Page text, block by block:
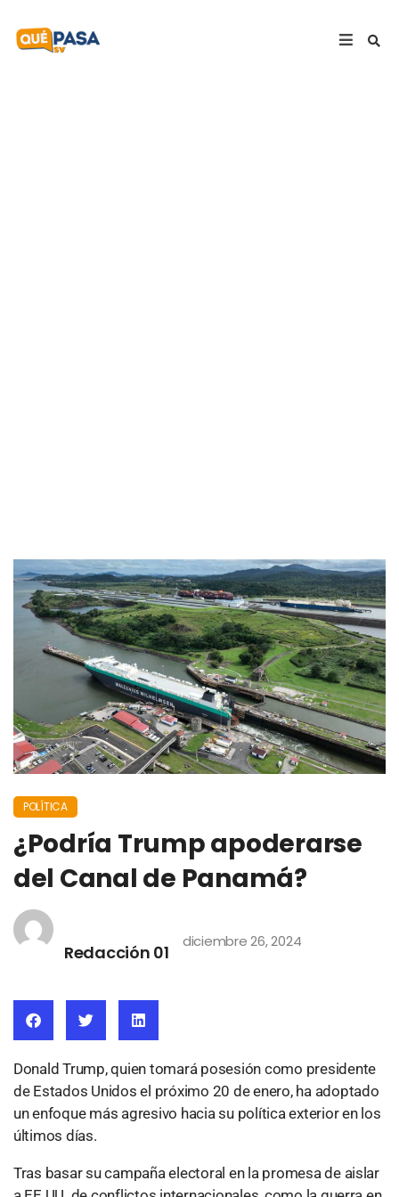
POLÍTICA
¿Podría Trump apoderarse
del Canal de Panamá?
Redacción 01
diciembre 26, 2024
Donald Trump, quien tomará posesión como presidente
de Estados Unidos el próximo 20 de enero, ha adoptado
un enfoque más agresivo hacia su política exterior en los
últimos días.
Tras basar su campaña electoral en la promesa de aislar